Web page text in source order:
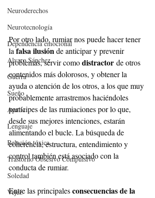
Neuroderechos
Neurotecnología
Dependencia emocional
Alvaro Sánchez
Guerra
Sueño
Apatía
Lenguaje
Relación tóxica
Trastorno Obsesivo Compulsivo
Soledad
Vejez
Por otro lado, rumiar nos puede hacer tener
la falsa ilusión de anticipar y prevenir
problemas, servir como distractor de otros
contenidos más dolorosos, y obtener la
ayuda o atención de los otros, a los que muy
probablemente arrastremos haciéndoles
partícipes de las rumiaciones por lo que,
desde sus mejores intenciones, estarán
alimentando el bucle. La búsqueda de
coherencia, estructura, entendimiento y
control también está asociado con la
conducta de rumiar.
Entre las principales consecuencias de la